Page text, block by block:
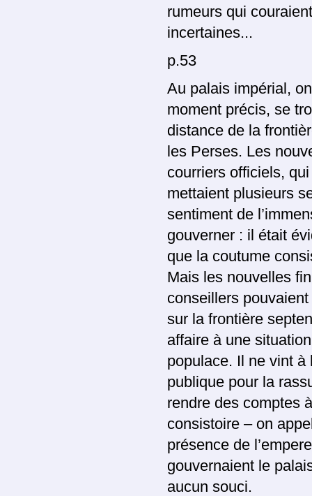
rumeurs qui
incertaines...
p.53
Au palais impérial,
moment précis, se
distance de la
les Perses. Les
courriers officiels,
mettaient plusieurs
sentiment de
gouverner : il était
que la coutume
Mais les nouvelles
conseillers
sur la frontière
affaire à une
populace. Il ne vint à
publique pour la
rendre des comptes
consistoire – on
présence de
gouvernaient le
aucun souci.